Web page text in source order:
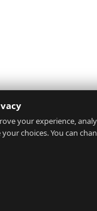
your experience,
choices. You can